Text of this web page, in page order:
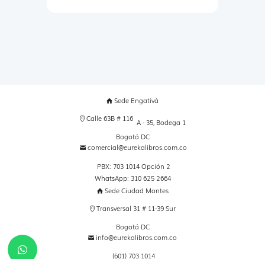
Sede Engativá
Calle 63B # 116 A - 35, Bodega 1
Bogotá DC
comercial@eurekalibros.com.co
PBX: 703 1014 Opción 2
WhatsApp: 310 625 2664
Sede Ciudad Montes
Transversal 31 # 11-39 Sur
Bogotá DC
info@eurekalibros.com.co
(601) 703 1014